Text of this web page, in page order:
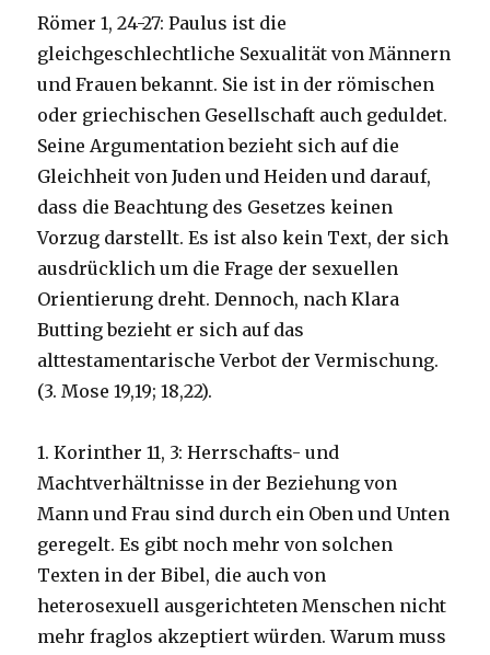
Römer 1, 24-27: Paulus ist die
gleichgeschlechtliche Sexualität von Männern
und Frauen bekannt. Sie ist in der römischen
oder griechischen Gesellschaft auch geduldet.
Seine Argumentation bezieht sich auf die
Gleichheit von Juden und Heiden und darauf,
dass die Beachtung des Gesetzes keinen
Vorzug darstellt. Es ist also kein Text, der sich
ausdrücklich um die Frage der sexuellen
Orientierung dreht. Dennoch, nach Klara
Butting bezieht er sich auf das
alttestamentarische Verbot der Vermischung.
(3. Mose 19,19; 18,22).
1. Korinther 11, 3: Herrschafts- und
Machtverhältnisse in der Beziehung von
Mann und Frau sind durch ein Oben und Unten
geregelt. Es gibt noch mehr von solchen
Texten in der Bibel, die auch von
heterosexuell ausgerichteten Menschen nicht
mehr fraglos akzeptiert würden. Warum muss